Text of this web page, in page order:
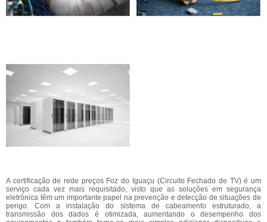
A certificação de rede preços Foz do Iguaçu (Circuito Fechado de TV) é um
serviço cada vez mais requisitado, visto que as soluções em segurança
eletrônica têm um importante papel na prevenção e detecção de situações de
perigo. Com a instalação do sistema de cabeamento estruturado, a
transmissão dos dados é otimizada, aumentando o desempenho dos